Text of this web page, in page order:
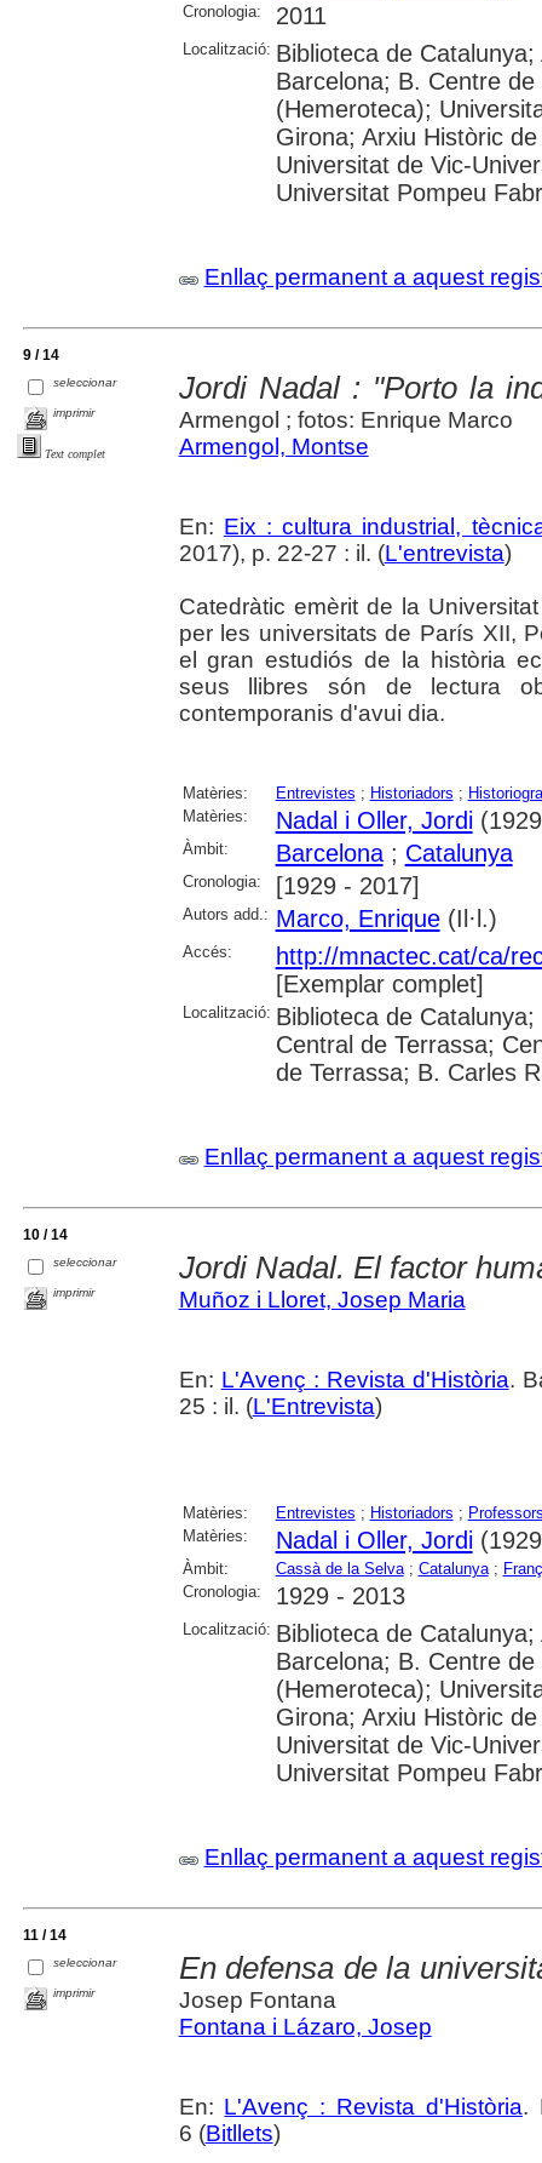
Cronologia: 2011
Localització: Biblioteca de
Barcelona; B. Centre
(Hemeroteca);
Girona; Arxiu Històric
Universitat de Vic-
Universitat Pompeu
Enllaç permanent a aquest
9 / 14
seleccionar
imprimir
Text complet
Jordi Nadal : "Porto la
Armengol ; fotos: Enrique Marco
Armengol, Montse
En: Eix : cultura industrial,
2017), p. 22-27 : il. (L'entrevista)
Catedràtic emèrit de la
per les universitats de París XII,
el gran estudiós de la història
seus llibres són de lectura
contemporanis d'avui dia.
Matèries: Entrevistes ; Historiadors ;
Matèries:
Nadal i Oller, Jordi
Àmbit: Barcelona; Catalunya
Cronologia: [1929 - 2017]
Autors add.: Marco, Enrique(Il·l.)
Accés:
http://mnactec.cat/ca/
[Exemplar complet]
Localització: Biblioteca de
Central de Terrassa;
de Terrassa; B. Carles
Enllaç permanent a aquest
10 / 14
seleccionar
imprimir
Jordi Nadal. El factor
Muñoz i Lloret, Josep Maria
En: L'Avenç : Revista d'Història.
25 : il. (L'Entrevista)
Matèries: Entrevistes ; Historiadors ;
Matèries:
Nadal i Oller, Jordi
Àmbit: Cassà de la Selva; Catalunya;
Cronologia:
1929 - 2013
Localització: Biblioteca de
Barcelona; B. Centre
(Hemeroteca);
Girona; Arxiu Històric
Universitat de Vic-
Universitat Pompeu
Enllaç permanent a aquest
11 / 14
seleccionar
imprimir
En defensa de la
Josep Fontana
Fontana i Lázaro, Josep
En: L'Avenç : Revista d'Història.
6 (Bitllets)